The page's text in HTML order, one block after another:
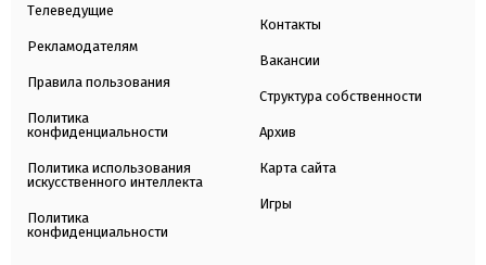
Телеведущие
Рекламодателям
Правила пользования
Политика
конфиденциальности
Политика использования
искусственного интеллекта
Политика
конфиденциальности
Контакты
Вакансии
Структура собственности
Архив
Карта сайта
Игры